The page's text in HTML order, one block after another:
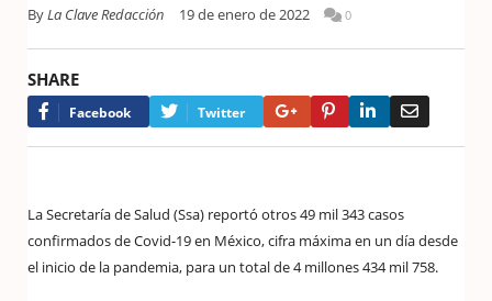
ByLa Clave Redacción 19 de enero de 2022 0
SHARE
Facebook Twitter Google+PinterestLinkedIn
La Secretaría de Salud (Ssa) reportó otros 49 mil 343 casos
confirmados de Covid-19 en México, cifra máxima en un día desde
el inicio de la pandemia, para un total de 4 millones 434 mil 758.